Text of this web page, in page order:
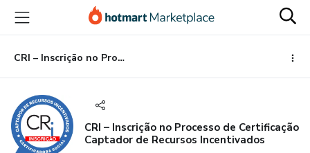
para
conteúdo
principal
para
pagamento
para
rodapé
CRI – Inscrição no Processo de Certificação Captador de Recursos Incentivados
CRI – Inscrição no Processo de Certificação
Captador de Recursos Incentivados